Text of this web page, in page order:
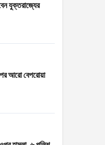
যুক্তরাজ্যের
আরো বেপরোয়া